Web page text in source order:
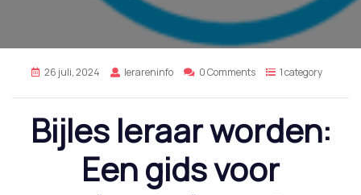
26 juli, 2024 lerareninfo 0 Comments 1 category
Bijles leraar worden:
Een gids voor